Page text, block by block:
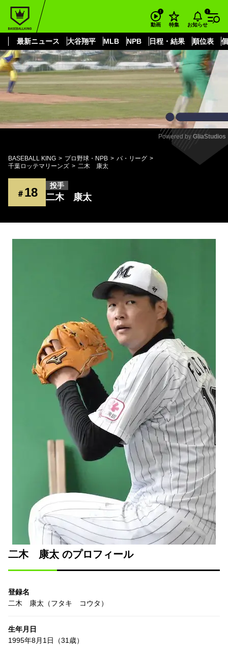
動画 特集 お知らせ
最新ニュース 大谷翔平 MLB NPB 日程・結果 順位表
もっと見る
Mute
Powered by GliaStudios
BASEBALL KING プロ野球・NPB
パ・リーグ
千葉ロッテマリーンズ
二木 康太
＃ 18 投手
二木 康太
二木 康太 のプロフィール
登録名
二木 康太（フタキ コウタ）
生年月日
1995年8月1日（31歳）